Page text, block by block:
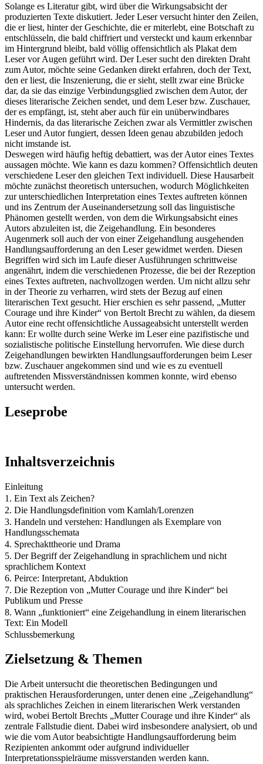
Solange es Literatur gibt, wird über die Wirkungsabsicht der
produzierten Texte diskutiert. Jeder Leser versucht hinter den Zeilen,
die er liest, hinter der Geschichte, die er miterlebt, eine Botschaft zu
entschlüsseln, die bald chiffriert und versteckt und kaum erkennbar
im Hintergrund bleibt, bald völlig offensichtlich als Plakat dem
Leser vor Augen geführt wird. Der Leser sucht den direkten Draht
zum Autor, möchte seine Gedanken direkt erfahren, doch der Text,
den er liest, die Inszenierung, die er sieht, stellt zwar eine Brücke
dar, da sie das einzige Verbindungsglied zwischen dem Autor, der
dieses literarische Zeichen sendet, und dem Leser bzw. Zuschauer,
der es empfängt, ist, steht aber auch für ein unüberwindbares
Hindernis, da das literarische Zeichen zwar als Vermittler zwischen
Leser und Autor fungiert, dessen Ideen genau abzubilden jedoch
nicht imstande ist.
Deswegen wird häufig heftig debattiert, was der Autor eines Textes
aussagen möchte. Wie kann es dazu kommen? Offensichtlich deuten
verschiedene Leser den gleichen Text individuell. Diese Hausarbeit
möchte zunächst theoretisch untersuchen, wodurch Möglichkeiten
zur unterschiedlichen Interpretation eines Textes auftreten können
und ins Zentrum der Auseinandersetzung soll das linguistische
Phänomen gestellt werden, von dem die Wirkungsabsicht eines
Autors abzuleiten ist, die Zeigehandlung. Ein besonderes
Augenmerk soll auch der von einer Zeigehandlung ausgehenden
Handlungsaufforderung an den Leser gewidmet werden. Diesen
Begriffen wird sich im Laufe dieser Ausführungen schrittweise
angenährt, indem die verschiedenen Prozesse, die bei der Rezeption
eines Textes auftreten, nachvollzogen werden. Um nicht allzu sehr
in der Theorie zu verharren, wird stets der Bezug auf einen
literarischen Text gesucht. Hier erschien es sehr passend, „Mutter
Courage und ihre Kinder“ von Bertolt Brecht zu wählen, da diesem
Autor eine recht offensichtliche Aussageabsicht unterstellt werden
kann: Er wollte durch seine Werke im Leser eine pazifistische und
sozialistische politische Einstellung hervorrufen. Wie diese durch
Zeigehandlungen bewirkten Handlungsaufforderungen beim Leser
bzw. Zuschauer angekommen sind und wie es zu eventuell
auftretenden Missverständnissen kommen konnte, wird ebenso
untersucht werden.
Leseprobe
Inhaltsverzeichnis
Einleitung
1. Ein Text als Zeichen?
2. Die Handlungsdefinition vom Kamlah/Lorenzen
3. Handeln und verstehen: Handlungen als Exemplare von
Handlungsschemata
4. Sprechakttheorie und Drama
5. Der Begriff der Zeigehandlung in sprachlichem und nicht
sprachlichem Kontext
6. Peirce: Interpretant, Abduktion
7. Die Rezeption von „Mutter Courage und ihre Kinder“ bei
Publikum und Presse
8. Wann „funktioniert“ eine Zeigehandlung in einem literarischen
Text: Ein Modell
Schlussbemerkung
Zielsetzung & Themen
Die Arbeit untersucht die theoretischen Bedingungen und
praktischen Herausforderungen, unter denen eine „Zeigehandlung“
als sprachliches Zeichen in einem literarischen Werk verstanden
wird, wobei Bertolt Brechts „Mutter Courage und ihre Kinder“ als
zentrale Fallstudie dient. Dabei wird insbesondere analysiert, ob und
wie die vom Autor beabsichtigte Handlungsaufforderung beim
Rezipienten ankommt oder aufgrund individueller
Interpretationsspielräume missverstanden werden kann.